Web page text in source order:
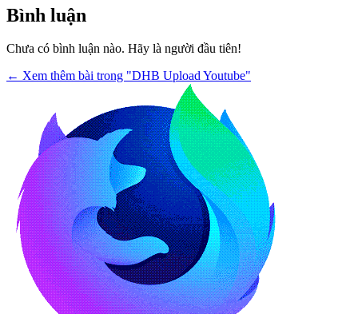
Bình luận
Chưa có bình luận nào. Hãy là người đầu tiên!
← Xem thêm bài trong "DHB Upload Youtube"